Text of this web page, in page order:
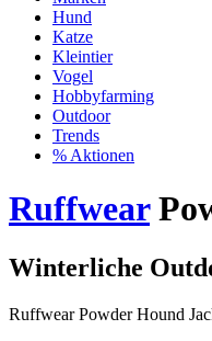
Hund
Katze
Kleintier
Vogel
Hobbyfarming
Outdoor
Trends
% Aktionen
Ruffwear
Winterliche
Ruffwear Powder Hound